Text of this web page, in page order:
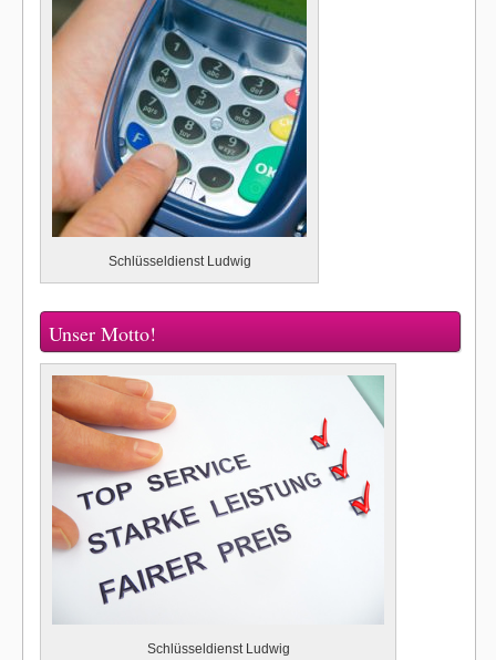
Schlüsseldienst Ludwig
Unser Motto!
Schlüsseldienst Ludwig